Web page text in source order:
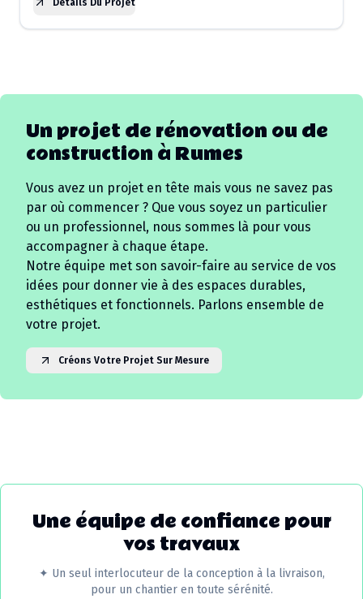
Détails Du Projet
Un projet de rénovation ou de
construction à Rumes
Vous avez un projet en tête mais vous ne savez pas
par où commencer ? Que vous soyez un particulier
ou un professionnel, nous sommes là pour vous
accompagner à chaque étape.
Notre équipe met son savoir-faire au service de vos
idées pour donner vie à des espaces durables,
esthétiques et fonctionnels. Parlons ensemble de
votre projet.
Créons Votre Projet Sur Mesure
Une équipe de confiance pour
vos travaux
✦ Un seul interlocuteur de la conception à la livraison,
pour un chantier en toute sérénité.